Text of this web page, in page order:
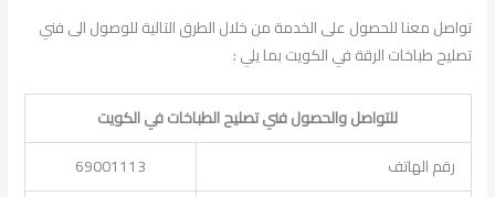
تواصل معنا للحصول على الخدمة من خلال الطرق التالية للوصول الى فني
تصليح طباخات الرقة في الكويت بما يلي :
للتواصل والحصول فني تصليح الطباخات في الكويت
رقم الهاتف
69001113